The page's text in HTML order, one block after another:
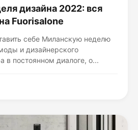
дизайна 2022: вся
Fuorisalone
себе Миланскую неделю
и дизайнерского
в постоянном диалоге, о...